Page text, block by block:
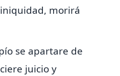
morirá
se apartare de
juicio y